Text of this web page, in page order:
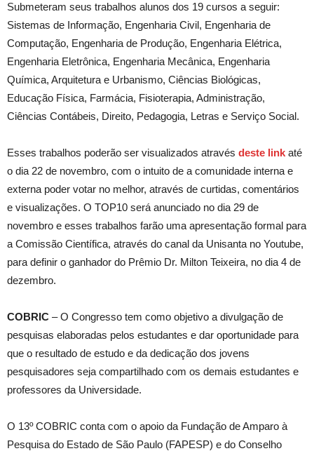
Submeteram seus trabalhos alunos dos 19 cursos a seguir:
Sistemas de Informação, Engenharia Civil, Engenharia de
Computação, Engenharia de Produção, Engenharia Elétrica,
Engenharia Eletrônica, Engenharia Mecânica, Engenharia
Química, Arquitetura e Urbanismo, Ciências Biológicas,
Educação Física, Farmácia, Fisioterapia, Administração,
Ciências Contábeis, Direito, Pedagogia, Letras e Serviço Social.
Esses trabalhos poderão ser visualizados através deste link até
o dia 22 de novembro, com o intuito de a comunidade interna e
externa poder votar no melhor, através de curtidas, comentários
e visualizações. O TOP10 será anunciado no dia 29 de
novembro e esses trabalhos farão uma apresentação formal para
a Comissão Científica, através do canal da Unisanta no Youtube,
para definir o ganhador do Prêmio Dr. Milton Teixeira, no dia 4 de
dezembro.
COBRIC – O Congresso tem como objetivo a divulgação de
pesquisas elaboradas pelos estudantes e dar oportunidade para
que o resultado de estudo e da dedicação dos jovens
pesquisadores seja compartilhado com os demais estudantes e
professores da Universidade.
O 13º COBRIC conta com o apoio da Fundação de Amparo à
Pesquisa do Estado de São Paulo (FAPESP) e do Conselho